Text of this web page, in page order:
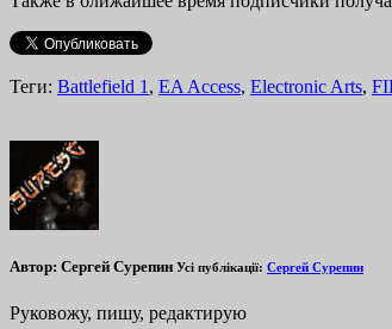
Теги: Battlefield 1, EA Access, Electronic Arts,
Автор: Сергей Сурепин Усі публікації: Сергей Сурепин
Руковожу, пишу, редактирую